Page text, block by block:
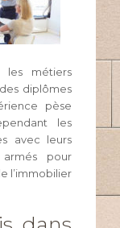
les métiers
diplômes
pèse
les
avec leurs
pour
l’immobilier